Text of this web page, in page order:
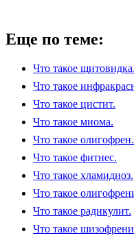
Еще по теме:
Что такое щитовидка.
Что такое
Что такое цистит.
Что такое миома.
Что такое олигофрен.
Что такое фитнес.
Что такое хламидиоз.
Что такое
Что такое радикулит.
Что такое